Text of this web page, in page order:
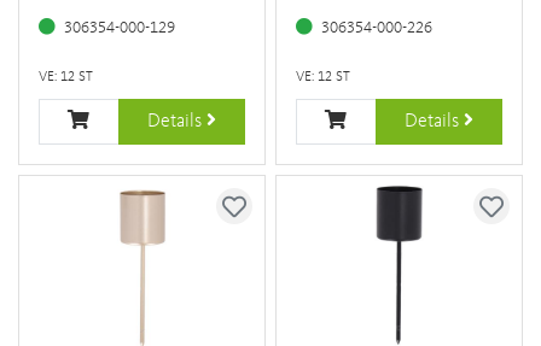
306354-000-129
VE: 12 ST
Details
306354-000-226
VE: 12 ST
Details